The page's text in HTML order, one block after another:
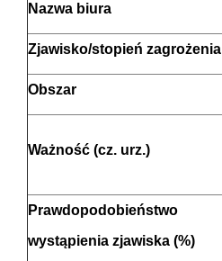
Nazwa biura
Zjawisko/stopień zagrożenia
Obszar
Ważność (cz. urz.)
Prawdopodobieństwo
wystąpienia zjawiska (%)